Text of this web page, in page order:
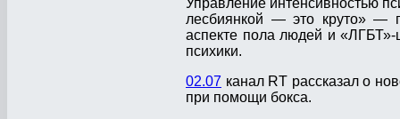
Управление интенсивностью
лесбиянкой — это круто» —
аспекте пола людей и «ЛГБТ»-
психики.
02.07 канал RT рассказал о
при помощи бокса.